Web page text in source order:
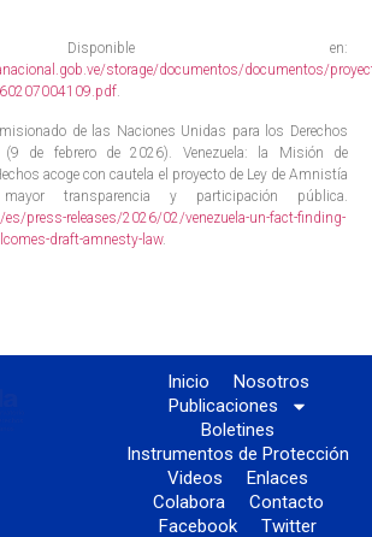
en:
storage/documentos/documentos/
.
de las Naciones Unidas para los Derechos
(9 de febrero de 2026). Venezuela: la Misión de
acoge con cautela el proyecto de Ley de Amnistía
transparencia y participación pública.
press-releases/2026/02/venezuela-un-fact-finding-
draft-amnesty-law.
Inicio
Nosotros
Publicaciones
Boletines
Instrumentos de Protección
Videos
Enlaces
Colabora
Contacto
Facebook
Twitter